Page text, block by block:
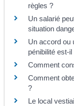
règles ?
Un salarié
situation
Un accord ou
pénibilité est-
Comment
Comment
?
Le local